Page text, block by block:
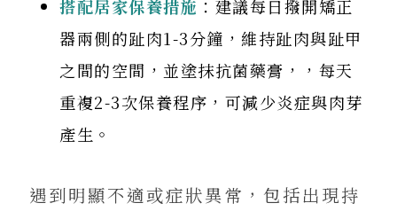
搭配居家保養措施 ：建議每日撥開矯正
器兩側的趾肉1-3分鐘，維持趾肉與趾甲
之間的空間，並塗抹抗菌藥膏，，每天
重複2-3次保養程序，可減少炎症與肉芽
產生。
遇到明顯不適或症狀異常，包括出現持